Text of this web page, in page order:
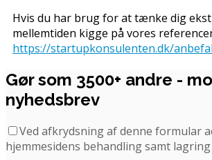
Hvis du har brug for at tænke dig
mellemtiden kigge på vores
https://startupkonsulenten.dk/
Gør som 3500+ andre -
nyhedsbrev
Ved afkrydsning af denne formular
hjemmesidens behandling samt